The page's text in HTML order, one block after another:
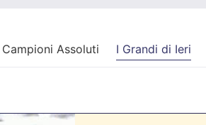
Campioni Assoluti I Grandi di Ieri